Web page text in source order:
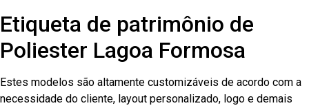
Etiqueta de patrimônio de
Poliester Lagoa Formosa
Estes modelos são altamente customizáveis de acordo com a
necessidade do cliente, layout personalizado, logo e demais